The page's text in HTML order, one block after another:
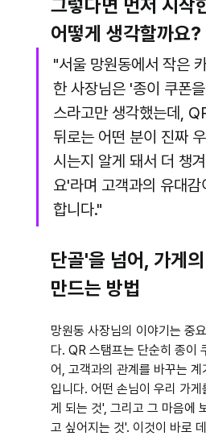
그렇다면 먼저 시작
어떻게 생각할까요?
"서울 망원동에서 작은
한 사장님은 '종이 쿠폰
스라고만 생각했는데,
뒤로는 어떤 분이 진짜
시는지 알게 돼서 더 챙
요'라며 고객과의 유대
합니다."
단골'을 넘어, 가게
만드는 방법
망원동 사장님의 이야기는 중
다. QR 스탬프는 단순히 종이
어, 고객과의 관계를 바꾸는
입니다. 어떤 손님이 우리 가
게 되는 것', 그리고 그 마음에
고 싶어지는 것'. 이것이 바로